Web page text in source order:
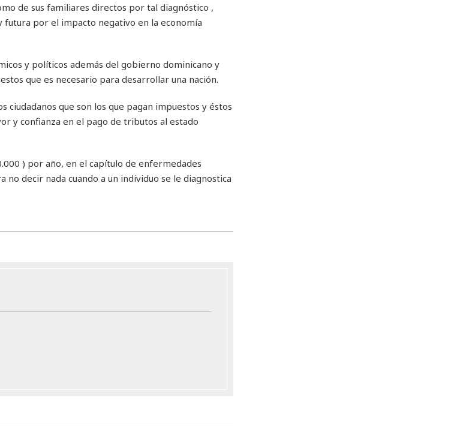
de sus familiares directos por tal diagnóstico ,
por el impacto negativo en la economía
y políticos además del gobierno dominicano y
que es necesario para desarrollar una nación.
que son los que pagan impuestos y éstos
y confianza en el pago de tributos al estado
) por año, en el capítulo de enfermedades
decir nada cuando a un individuo se le diagnostica